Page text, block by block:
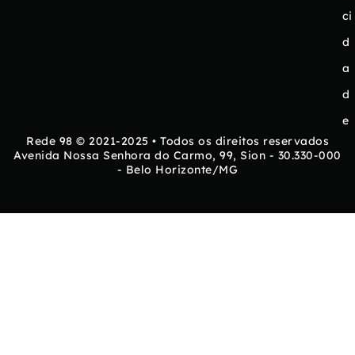
ci
d
a
d
e
Rede 98 © 2021-2025 • Todos os direitos reservados
Avenida Nossa Senhora do Carmo, 99, Sion - 30.330-000
- Belo Horizonte/MG